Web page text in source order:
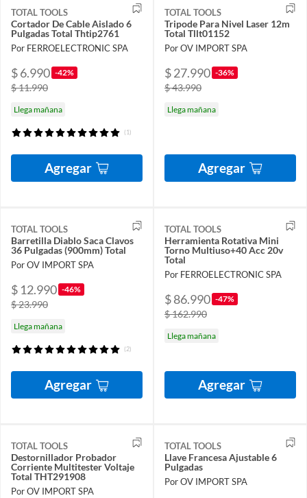
TOTAL TOOLS
Cortador De Cable Aislado 6
Pulgadas Total Thtip2761
Por FERROELECTRONIC SPA
$ 6.990 -42%
$ 11.990
Llega mañana
(1)
Agregar
TOTAL TOOLS
Tripode Para Nivel Laser 12m
Total Tllt01152
Por OV IMPORT SPA
$ 27.990 -36%
$ 43.990
Llega mañana
Agregar
TOTAL TOOLS
Barretilla Diablo Saca Clavos
36 Pulgadas (900mm) Total
Por OV IMPORT SPA
$ 12.990 -46%
$ 23.990
Llega mañana
(2)
Agregar
TOTAL TOOLS
Herramienta Rotativa Mini
Torno Multiuso+40 Acc 20v
Total
Por FERROELECTRONIC SPA
$ 86.990 -47%
$ 162.990
Llega mañana
Agregar
TOTAL TOOLS
Destornillador Probador
Corriente Multitester Voltaje
Total THT291908
Por OV IMPORT SPA
TOTAL TOOLS
Llave Francesa Ajustable 6
Pulgadas
Por OV IMPORT SPA